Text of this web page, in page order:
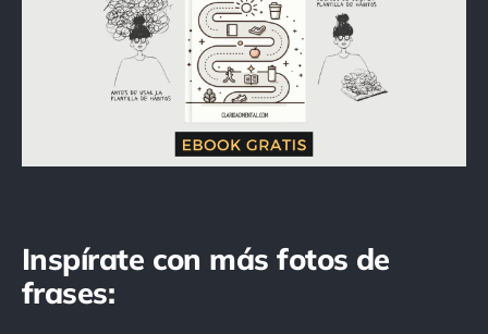
Inspírate con más fotos de
frases: